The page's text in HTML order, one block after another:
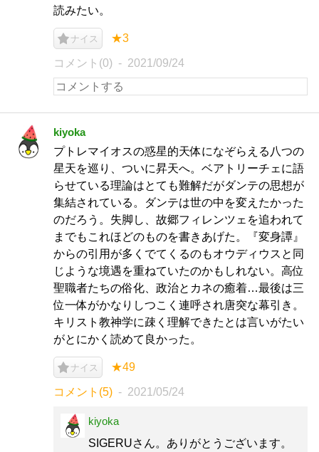
読みたい。
ナイス ★3
コメント(0) 2021/09/24
kiyoka
プトレマイオスの惑星的天体になぞらえる八つの
星天を巡り、ついに昇天へ。ベアトリーチェに語
らせている理論はとても難解だがダンテの思想が
集結されている。ダンテは世の中を変えたかった
のだろう。失脚し、故郷フィレンツェを追われて
までもこれほどのものを書きあげた。『変身譚』
からの引用が多くでてくるのもオウディウスと同
じような境遇を重ねていたのかもしれない。高位
聖職者たちの俗化、政治とカネの癒着…最後は三
位一体がかなりしつこく連呼され唐突な幕引き。
キリスト教神学に疎く理解できたとは言いがたい
がとにかく読めて良かった。
ナイス ★49
コメント(5) 2021/05/24
kiyoka
SIGERUさん。ありがとうございます。